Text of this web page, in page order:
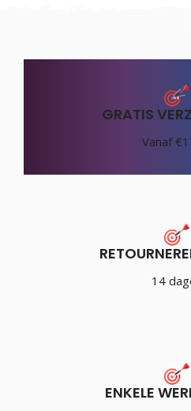
GRATIS
Vanaf
14
ENKELE